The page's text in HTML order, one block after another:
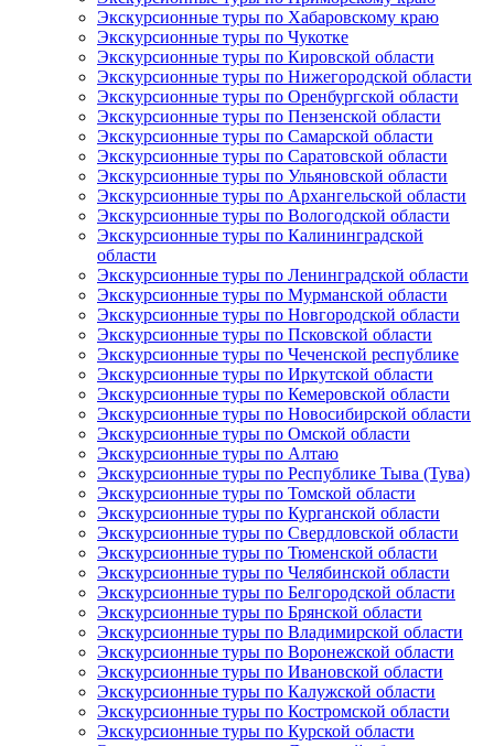
Экскурсионные туры по Хабаровскому краю
Экскурсионные туры по Чукотке
Экскурсионные туры по Кировской области
Экскурсионные туры по Нижегородской области
Экскурсионные туры по Оренбургской области
Экскурсионные туры по Пензенской области
Экскурсионные туры по Самарской области
Экскурсионные туры по Саратовской области
Экскурсионные туры по Ульяновской области
Экскурсионные туры по Архангельской области
Экскурсионные туры по Вологодской области
Экскурсионные туры по Калининградской
области
Экскурсионные туры по Ленинградской области
Экскурсионные туры по Мурманской области
Экскурсионные туры по Новгородской области
Экскурсионные туры по Псковской области
Экскурсионные туры по Чеченской республике
Экскурсионные туры по Иркутской области
Экскурсионные туры по Кемеровской области
Экскурсионные туры по Новосибирской области
Экскурсионные туры по Омской области
Экскурсионные туры по Алтаю
Экскурсионные туры по Республике Тыва (Тува)
Экскурсионные туры по Томской области
Экскурсионные туры по Курганской области
Экскурсионные туры по Свердловской области
Экскурсионные туры по Тюменской области
Экскурсионные туры по Челябинской области
Экскурсионные туры по Белгородской области
Экскурсионные туры по Брянской области
Экскурсионные туры по Владимирской области
Экскурсионные туры по Воронежской области
Экскурсионные туры по Ивановской области
Экскурсионные туры по Калужской области
Экскурсионные туры по Костромской области
Экскурсионные туры по Курской области